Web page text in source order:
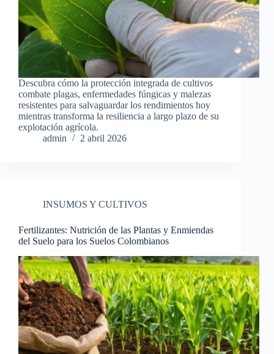
Descubra cómo la protección integrada de cultivos
combate plagas, enfermedades fúngicas y malezas
resistentes para salvaguardar los rendimientos hoy
mientras transforma la resiliencia a largo plazo de su
explotación agrícola.
admin
2 abril 2026
INSUMOS Y CULTIVOS
Fertilizantes: Nutrición de las Plantas y Enmiendas
del Suelo para los Suelos Colombianos